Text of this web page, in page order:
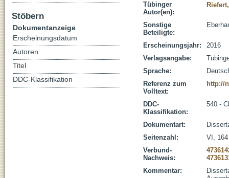
Tübinger
Autor(en):
Sonstige
Beteiligte:
Erscheinungsjahr:
2016
Verlagsangabe:
Sprache:
Referenz zum
Volltext:
http://
DDC-
Klassifikation:
540 -
Dokumentart:
Seitenzahl:
VI,
Verbund-
Nachweis:
Kommentar:
Stöbern
Dokumentanzeige
Erscheinungsdatum
Autoren
Titel
DDC-Klassifikation